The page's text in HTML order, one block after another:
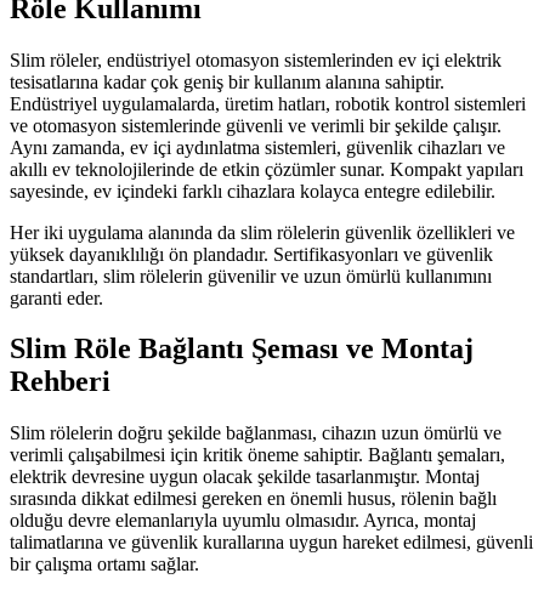
Röle Kullanımı
Slim röleler, endüstriyel otomasyon sistemlerinden ev içi elektrik
tesisatlarına kadar çok geniş bir kullanım alanına sahiptir.
Endüstriyel uygulamalarda, üretim hatları, robotik kontrol sistemleri
ve otomasyon sistemlerinde güvenli ve verimli bir şekilde çalışır.
Aynı zamanda, ev içi aydınlatma sistemleri, güvenlik cihazları ve
akıllı ev teknolojilerinde de etkin çözümler sunar. Kompakt yapıları
sayesinde, ev içindeki farklı cihazlara kolayca entegre edilebilir.
Her iki uygulama alanında da slim rölelerin güvenlik özellikleri ve
yüksek dayanıklılığı ön plandadır. Sertifikasyonları ve güvenlik
standartları, slim rölelerin güvenilir ve uzun ömürlü kullanımını
garanti eder.
Slim Röle Bağlantı Şeması ve Montaj
Rehberi
Slim rölelerin doğru şekilde bağlanması, cihazın uzun ömürlü ve
verimli çalışabilmesi için kritik öneme sahiptir. Bağlantı şemaları,
elektrik devresine uygun olacak şekilde tasarlanmıştır. Montaj
sırasında dikkat edilmesi gereken en önemli husus, rölenin bağlı
olduğu devre elemanlarıyla uyumlu olmasıdır. Ayrıca, montaj
talimatlarına ve güvenlik kurallarına uygun hareket edilmesi, güvenli
bir çalışma ortamı sağlar.